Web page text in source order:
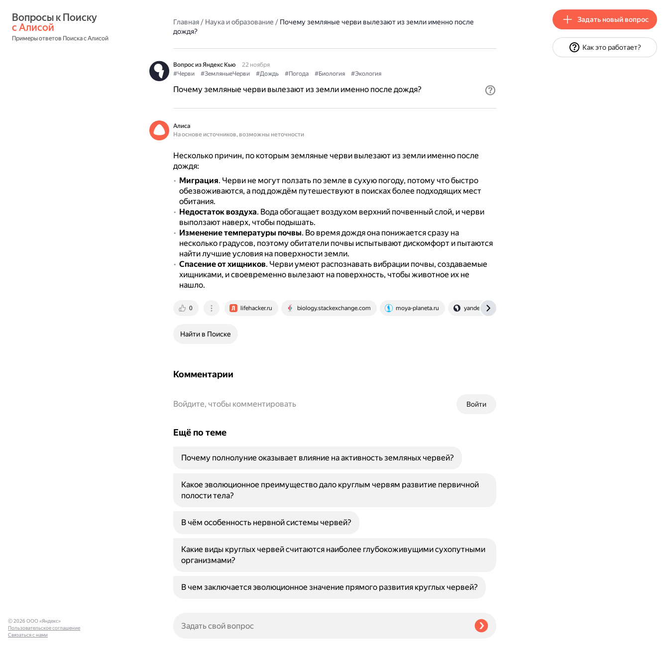
с Алисой
Примеры ответов Поиска с Алисой
Главная/ Наука и образование / Почему земляные черви вылезают из земли именно после
дождя?
Вопрос из Яндекс Кью
22 ноября
#Черви
#ЗемляныеЧерви #Дождь #Погода #Биология #Экология
Почему земляные черви вылезают из земли именно после дождя?
Алиса
На основе источников, возможны неточности
Несколько причин, по которым земляные черви вылезают из земли именно после
дождя:
Миграция. Черви не могут ползать по земле в сухую погоду, потому что быстро
обезвоживаются, а под дождём путешествуют в поисках более подходящих мест
обитания.
Недостаток воздуха. Вода обогащает воздухом верхний почвенный слой, и черви
выползают наверх, чтобы подышать.
Изменение температуры почвы. Во время дождя она понижается сразу на
несколько градусов, поэтому обитатели почвы испытывают дискомфорт и пытаются
найти лучшие условия на поверхности земли.
Спасение от хищников. Черви умеют распознавать вибрации почвы, создаваемые
хищниками, и своевременно вылезают на поверхность, чтобы животное их не
нашло.
0 lifehacker.ru biology.stackexchange.com moya-planeta.ru yandex.ru
Найти в Поиске
Комментарии
Войти
Войдите, чтобы комментировать
Ещё по теме
Почему полнолуние оказывает влияние на активность земляных червей?
Какое эволюционное преимущество дало круглым червям развитие первичной
полости тела?
В чём особенность нервной системы червей?
Какие виды круглых червей считаются наиболее глубокоживущими сухопутными
организмами?
В чем заключается эволюционное значение прямого развития круглых червей?
© 2026 ООО «Яндекс»
Пользовательское соглашение
Связаться с нами
Задать новый вопрос
Как это работает?